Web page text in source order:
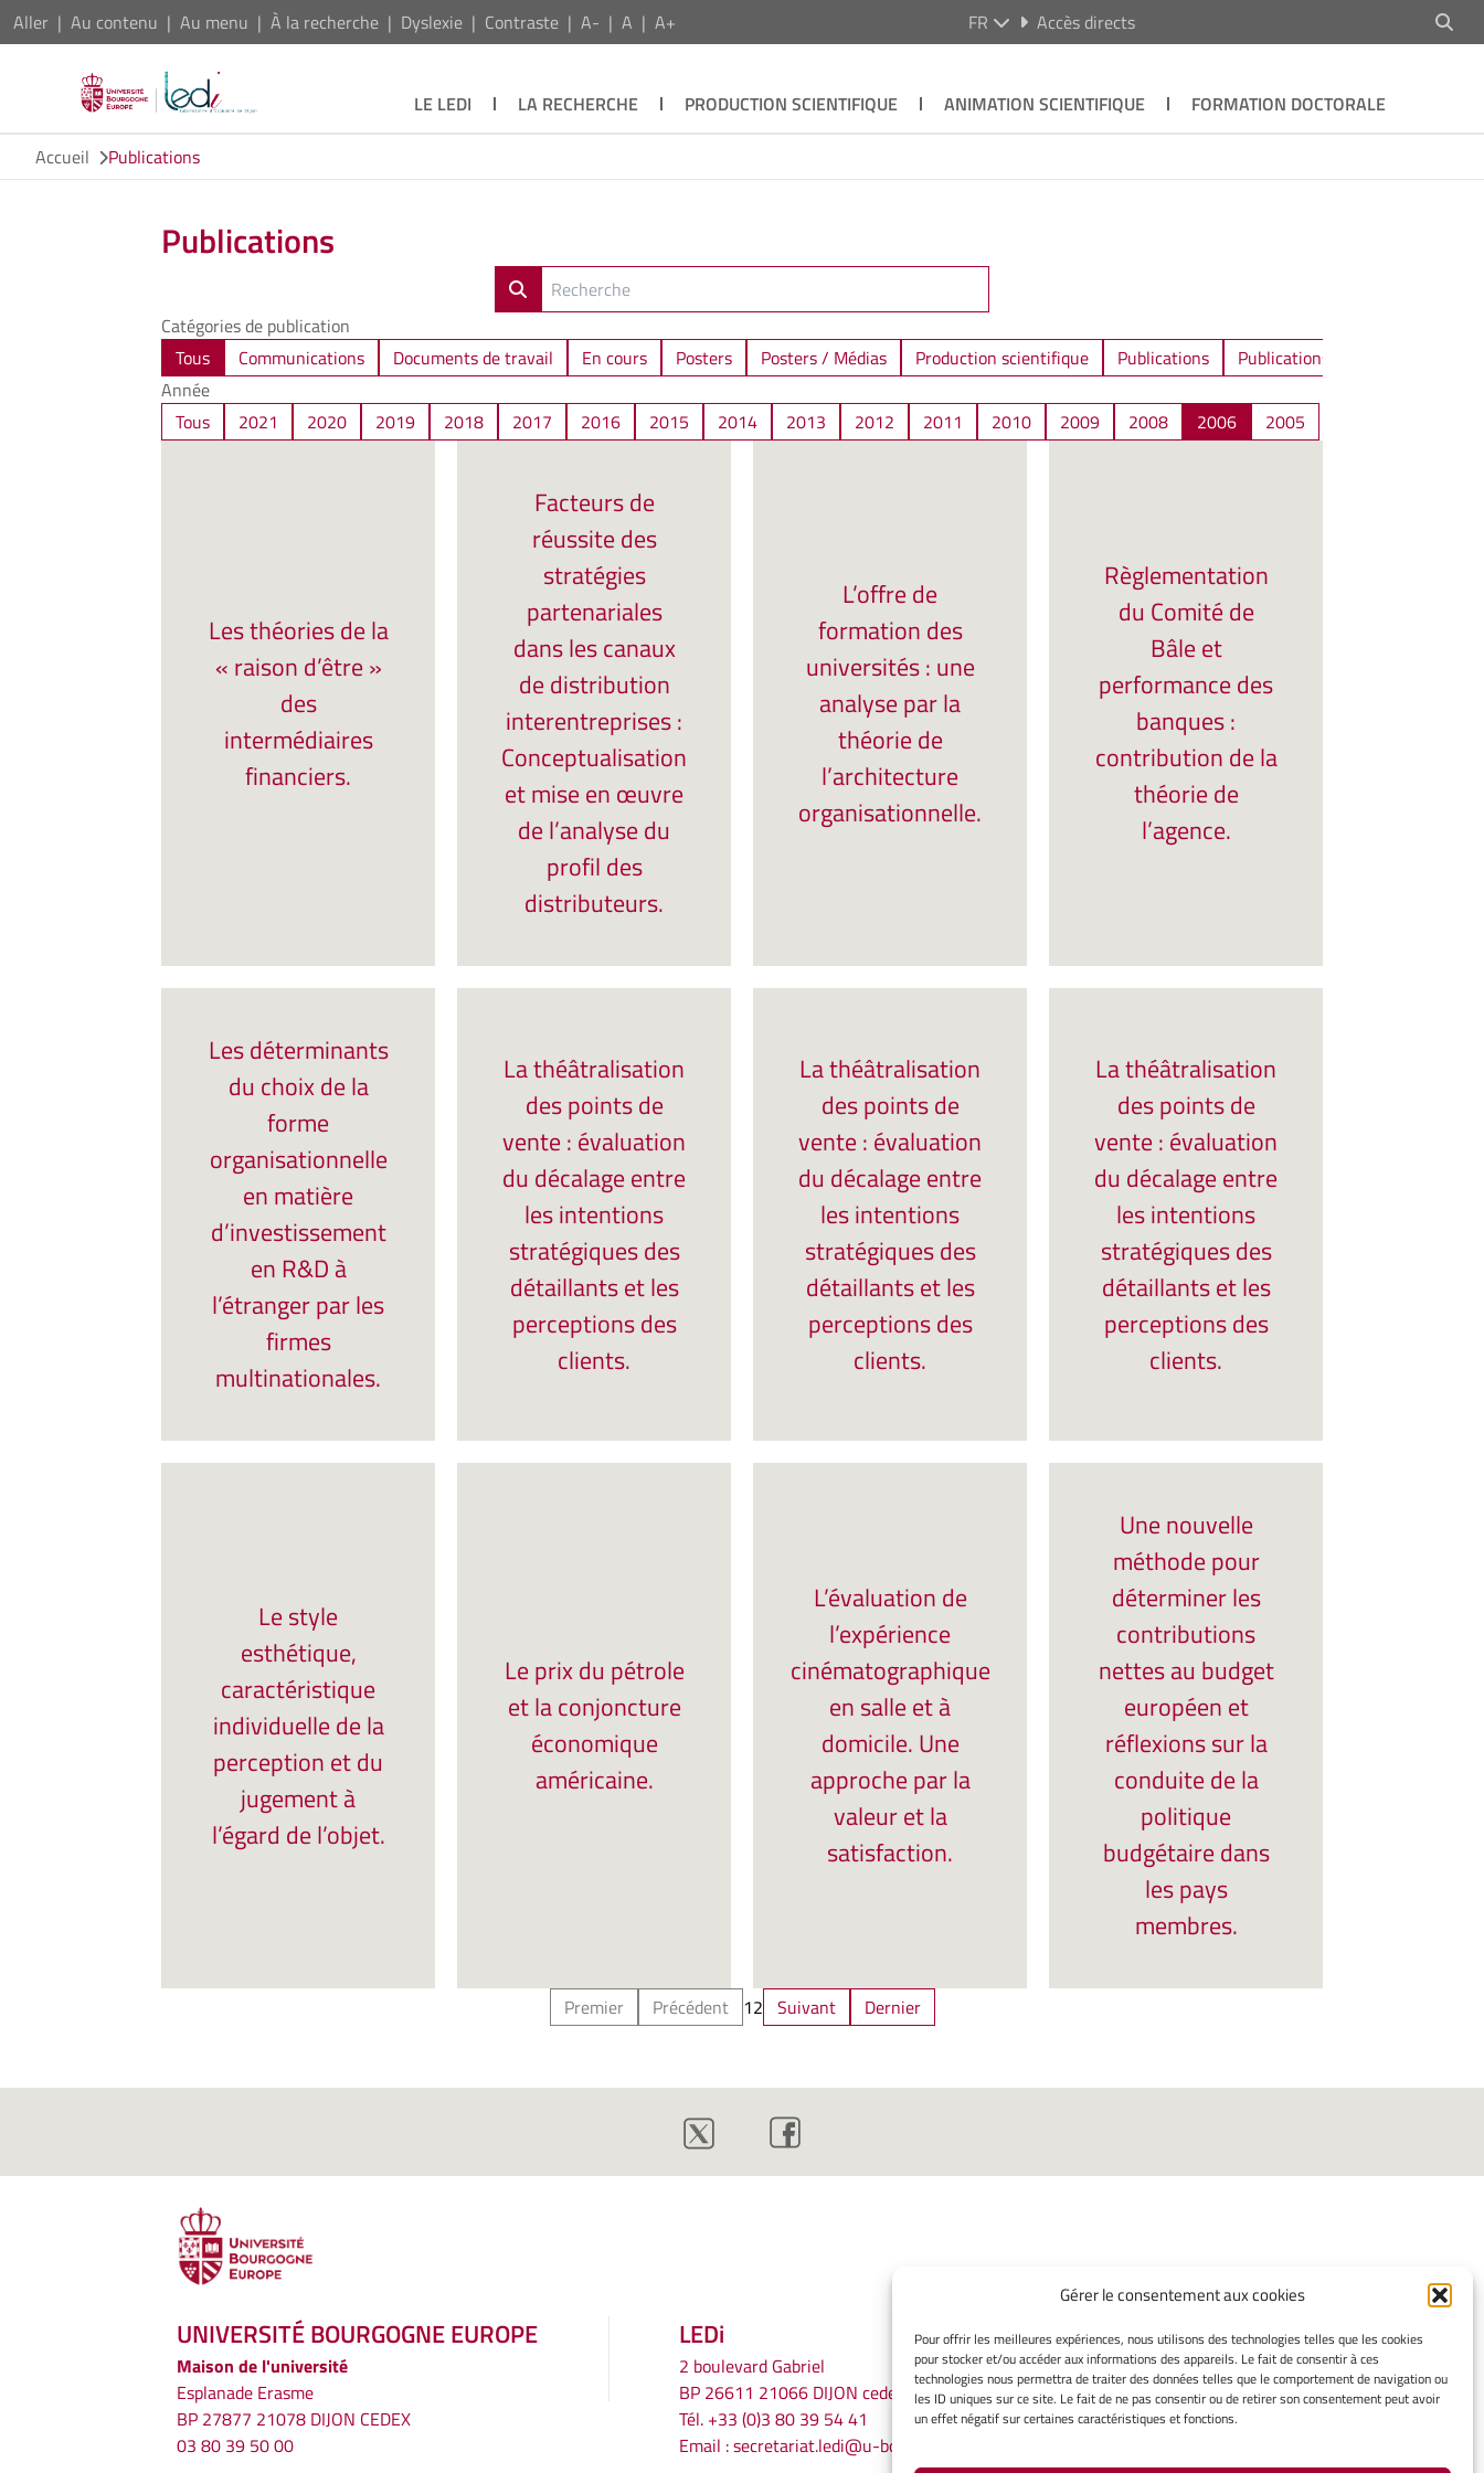
Gérer le consentement aux cookies
Pour offrir les meilleures expériences, nous utilisons des technologies telles que les cookies
pour stocker et/ou accéder aux informations des appareils. Le fait de consentir à ces
technologies nous permettra de traiter des données telles que le comportement de navigation ou
les ID uniques sur ce site. Le fait de ne pas consentir ou de retirer son consentement peut avoir
un effet négatif sur certaines caractéristiques et fonctions.
Aller Au contenu Au menu À la recherche Dyslexie Contraste A- A A+ FR Accès directs
LE LEDI LA RECHERCHE PRODUCTION SCIENTIFIQUE ANIMATION SCIENTIFIQUE
FORMATION DOCTORALE
Accueil
Publications
Publications
Catégories de publication
Tous
Communications Documents de travail En cours Posters Posters / Médias Production scientifique Publications
Publications / Communications
Année
Tous
2021 2020 2019 2018 2017 2016 2015 2014 2013 2012 2011 2010 2009 2008 2006 2005
Les théories de la
« raison d’être »
des
intermédiaires
financiers.
Facteurs de
réussite des
stratégies
partenariales
dans les canaux
de distribution
interentreprises :
Conceptualisation
et mise en œuvre
de l’analyse du
profil des
distributeurs.
L’offre de
formation des
universités : une
analyse par la
théorie de
l’architecture
organisationnelle.
Règlementation
du Comité de
Bâle et
performance des
banques :
contribution de la
théorie de
l’agence.
Les déterminants
du choix de la
forme
organisationnelle
en matière
d’investissement
en R&D à
l’étranger par les
firmes
multinationales.
La théâtralisation
des points de
vente : évaluation
du décalage entre
les intentions
stratégiques des
détaillants et les
perceptions des
clients.
La théâtralisation
des points de
vente : évaluation
du décalage entre
les intentions
stratégiques des
détaillants et les
perceptions des
clients.
La théâtralisation
des points de
vente : évaluation
du décalage entre
les intentions
stratégiques des
détaillants et les
perceptions des
clients.
Le style
esthétique,
caractéristique
individuelle de la
perception et du
jugement à
l’égard de l’objet.
Le prix du pétrole
et la conjoncture
économique
américaine.
L’évaluation de
l’expérience
cinématographique
en salle et à
domicile. Une
approche par la
valeur et la
satisfaction.
Une nouvelle
méthode pour
déterminer les
contributions
nettes au budget
européen et
réflexions sur la
conduite de la
politique
budgétaire dans
les pays
membres.
Premier Précédent 12 Suivant Dernier
UNIVERSITÉ BOURGOGNE EUROPE
Maison de l'université
Esplanade Erasme
BP 27877 21078 DIJON CEDEX
03 80 39 50 00
LEDi
2 boulevard Gabriel
BP 26611 21066 DIJON cedex
Tél. +33 (0)3 80 39 54 41
Email :secretariat.ledi@u-bourgogne.fr
INFORMATIONS LÉGALES
Mentions légales
Gérer mes cookies
Politique de cookies